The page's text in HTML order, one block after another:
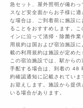
急セット、屋外照明が備わ
スなど安全面からお子様に
な場合は、ご到着前に施設
ることをおすすめします。
インに沿って清掃・除菌作
用規約は国および宿泊施設
載の利用規約は施設が定めた
この宿泊施設では、駅から
手配する場合は、到着の 48
約確認通知に記載されてい
お迎えします。施設から提
いる場合があります。